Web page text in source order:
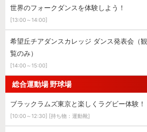
世界のフォークダンスを体験しよう！
[13:00～14:00]
希望丘チアダンスカレッジ ダンス発表会（観
覧のみ）
[14:00～15:00]
総合運動場 野球場
ブラックラムズ東京と楽しくラグビー体験！
[10:00～12:30] [持ち物：運動靴]